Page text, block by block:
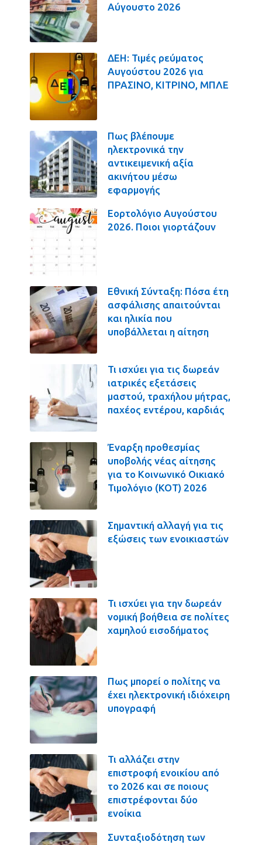
Αύγουστο 2026
ΔΕΗ: Τιμές ρεύματος
Αυγούστου 2026 για
ΠΡΑΣΙΝΟ, ΚΙΤΡΙΝΟ, ΜΠΛΕ
Πως βλέπουμε
ηλεκτρονικά την
αντικειμενική αξία
ακινήτου μέσω
εφαρμογής
Εορτολόγιο Αυγούστου
2026. Ποιοι γιορτάζουν
Εθνική Σύνταξη: Πόσα έτη
ασφάλισης απαιτούνται
και ηλικία που
υποβάλλεται η αίτηση
Τι ισχύει για τις δωρεάν
ιατρικές εξετάσεις
μαστού, τραχήλου μήτρας,
παχέος εντέρου, καρδιάς
Έναρξη προθεσμίας
υποβολής νέας αίτησης
για το Κοινωνικό Οικιακό
Τιμολόγιο (ΚΟΤ) 2026
Σημαντική αλλαγή για τις
εξώσεις των ενοικιαστών
Τι ισχύει για την δωρεάν
νομική βοήθεια σε πολίτες
χαμηλού εισοδήματος
Πως μπορεί ο πολίτης να
έχει ηλεκτρονική ιδιόχειρη
υπογραφή
Τι αλλάζει στην
επιστροφή ενοικίου από
το 2026 και σε ποιους
επιστρέφονται δύο
ενοίκια
Συνταξιοδότηση των